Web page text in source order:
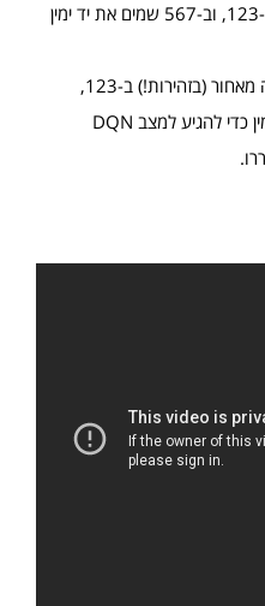
לאחר מכן עושים "היפוך גב לגב" ב-123, וב-567 שמים את יד ימין
שמינייה הבאה עוקפים את הבחורה מאחור (בזהירות!) ב-123,
וב-567, מסובבים אות בעזרת יד ימין כדי להגיע למצב DQN